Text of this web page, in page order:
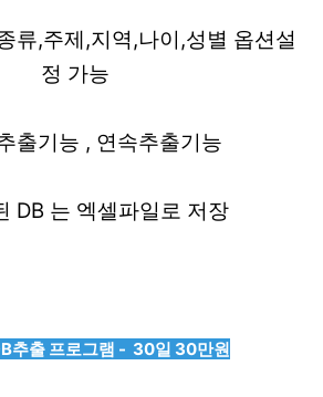
류,주제,지역,나이,성별 옵션설
정 가능
출기능 , 연속추출기능
DB 는 엑셀파일로 저장
추출 프로그램 - 30일 30만원